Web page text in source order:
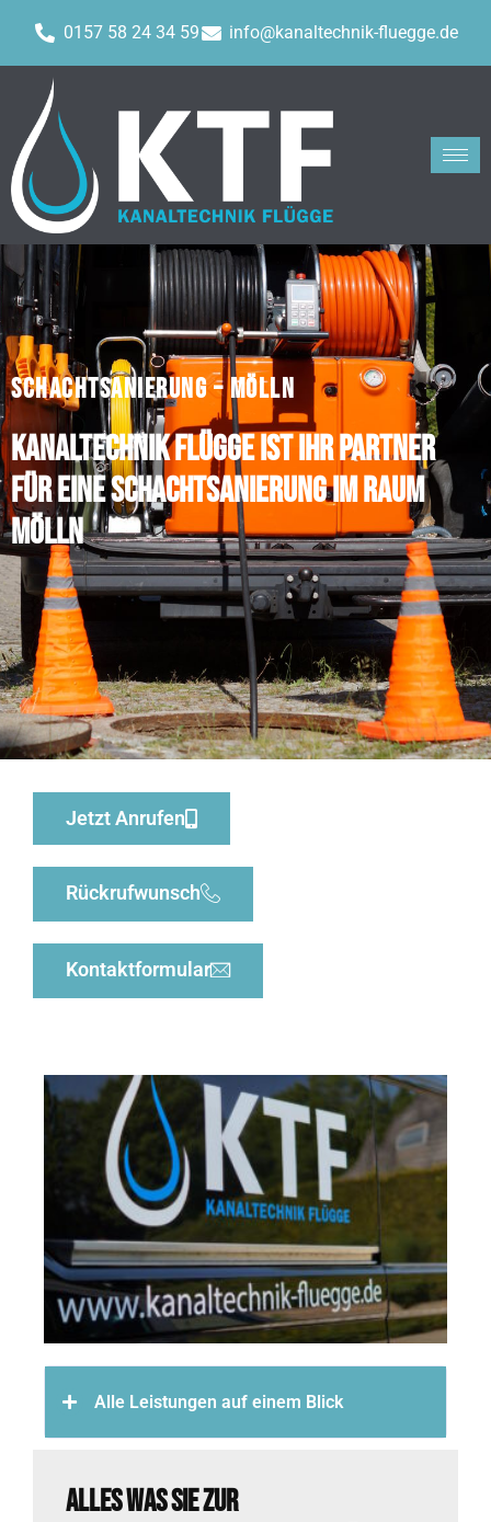
0157 58 24 34 59 info@kanaltechnik-fluegge.de
SCHACHTSANIERUNG – MÖLLN
Kanaltechnik Flügge ist Ihr Partner
für eine Schachtsanierung im Raum
Mölln
Jetzt Anrufen
Rückrufwunsch
Kontaktformular
Alle Leistungen auf einem Blick
Alles was Sie zur